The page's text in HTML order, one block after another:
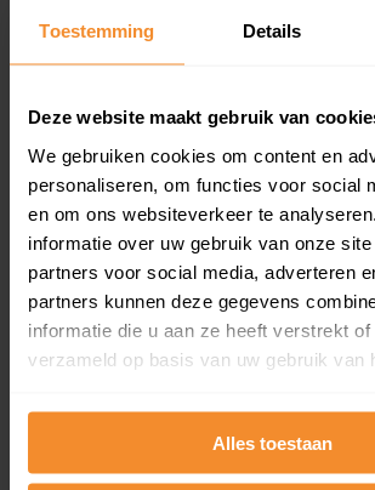
Toestemming Details
Deze website maakt gebruik van
We gebruiken cookies om content en
personaliseren, om functies voor social
en om ons websiteverkeer te
informatie over uw gebruik van onze
partners voor social media, adverteren
partners kunnen deze gegevens
informatie die u aan ze heeft verstrekt
verzameld op basis van uw gebruik van
Alles toestaan
Een overzicht van alle verkochte
en koopdatum) binnen een
Bekijk product
Direct leverbaar
Een uitgebreid overzicht van het